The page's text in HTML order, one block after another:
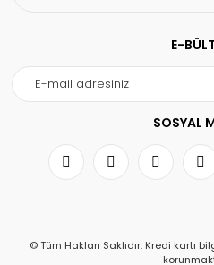
E-
SOSYAL
© Tüm Hakları Saklıdır. Kredi kartı